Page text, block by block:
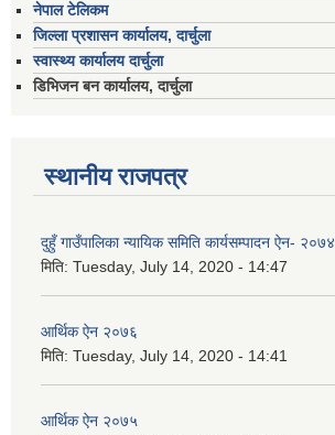
नेपाल टेलिकम
जिल्ला प्रशासन कार्यालय, दार्चुला
स्वास्थ्य कार्यालय दार्चुला
डिभिजन बन कार्यालय, दार्चुला
स्थानीय राजपत्र
दुहुँ गाउँपालिका न्यायिक समिति कार्यसम्पादन ऐन- २०७४
मिति: Tuesday, July 14, 2020 - 14:47
आर्थिक ऐन २०७६
मिति: Tuesday, July 14, 2020 - 14:41
आर्थिक ऐन २०७५